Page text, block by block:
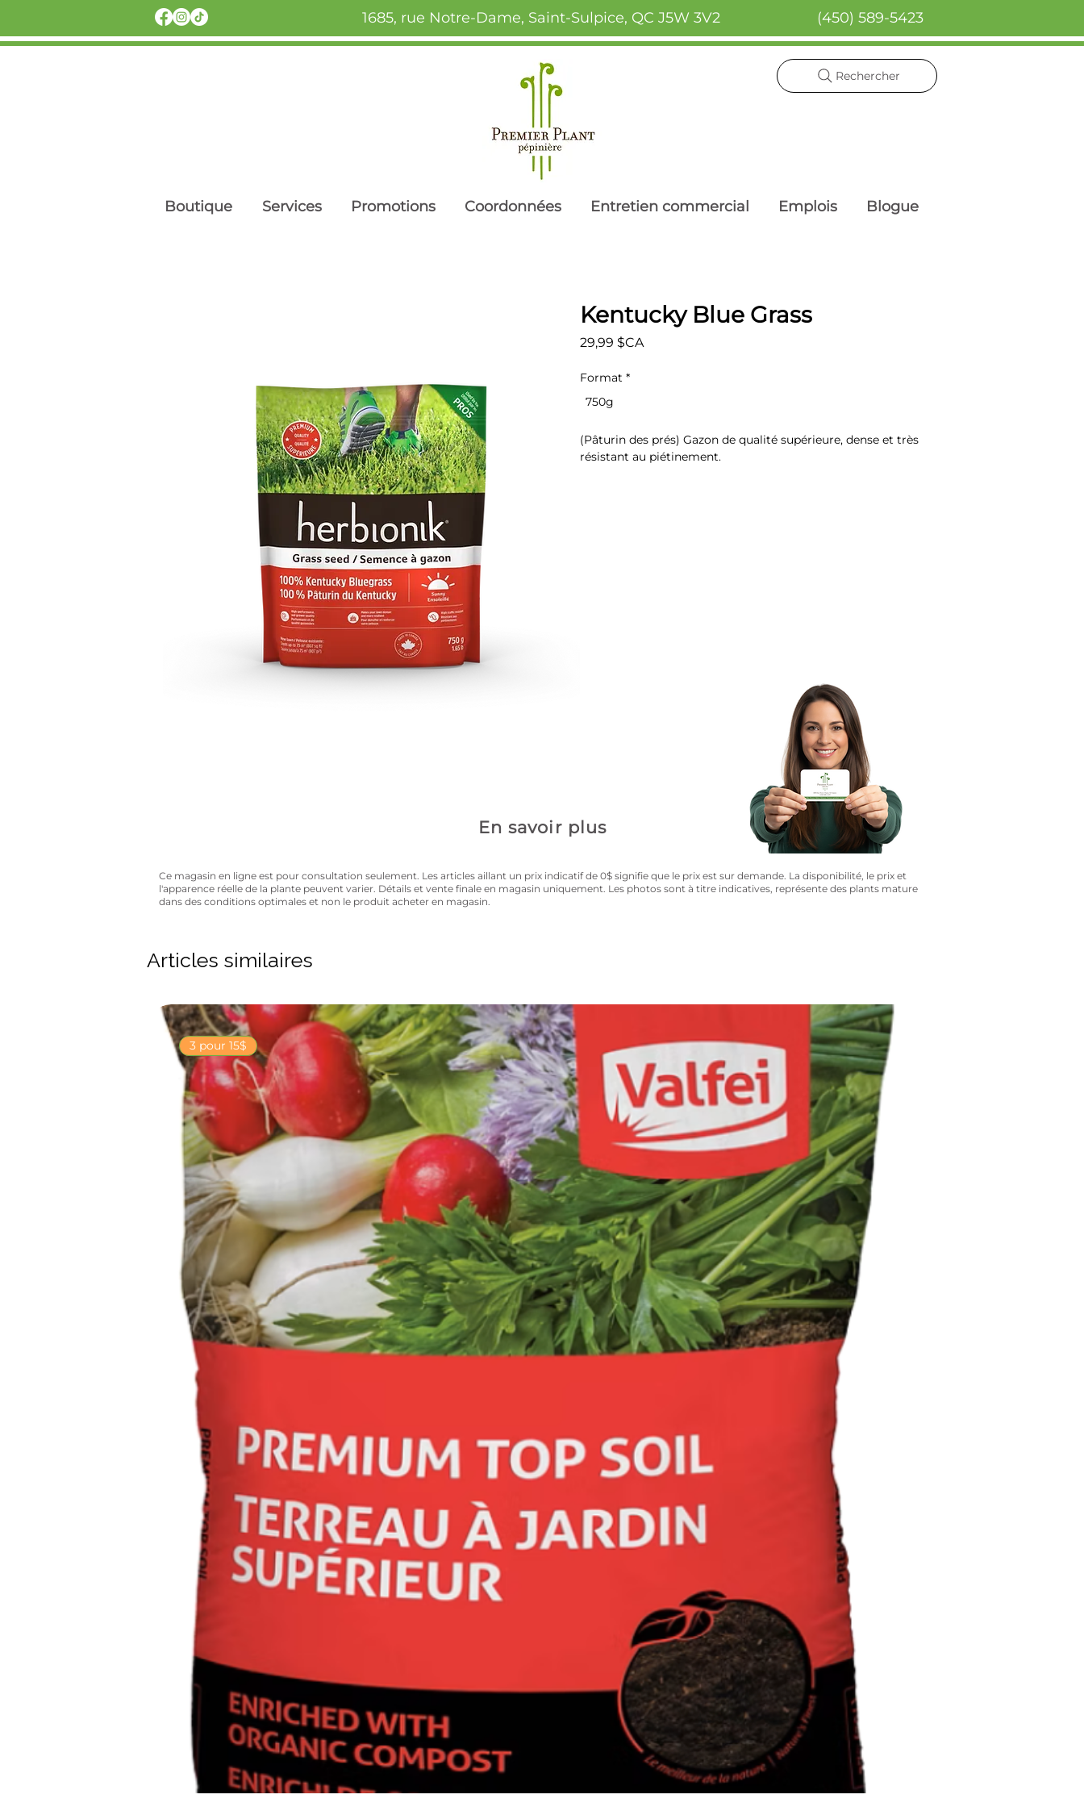
1685, rue Notre-Dame, Saint-Sulpice, QC J5W 3V2 (450) 589-5423
Rechercher
Boutique Services Promotions Coordonnées Entretien commercial Emplois Blogue
Kentucky Blue Grass
29,99 $CAPrix
Format *
750g
(Pâturin des prés) Gazon de qualité supérieure, dense et très
résistant au piétinement.
En savoir plus
Ce magasin en ligne est pour consultation seulement. Les articles aillant un prix indicatif de 0$ signifie que le prix est sur demande. La disponibilité, le prix et
l'apparence réelle de la plante peuvent varier. Détails et vente finale en magasin uniquement. Les photos sont à titre indicatives, représente des plants mature
dans des conditions optimales et non le produit acheter en magasin.
Articles similaires
3 pour 15$